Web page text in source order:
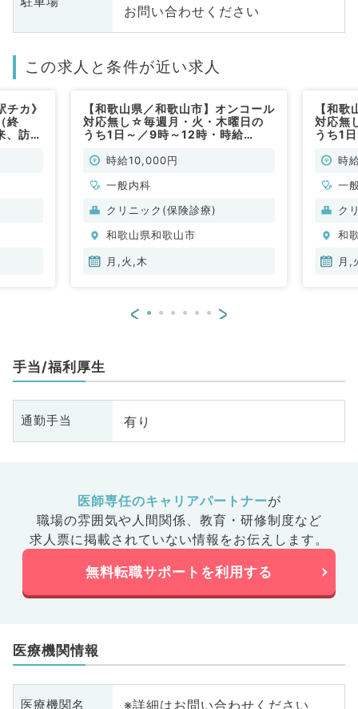
お問い合わせください
この求人と条件が近い求人
カ》
終
訪問
【和歌山県／和歌山市】オンコール
対応無し☆毎週月・火・木曜日の
うち1日～／9時～12時・時給
（一般内科／非常勤）
時給10,000円
一般内科
クリニック(保険診療)
和歌山県和歌山市
月,火,木
【和
対応無
うち1
（一時
一
ク
和
月,
< >
手当/福利厚生
通勤手当 有り
医師専任のキャリアパートナーが
職場の雰囲気や人間関係、 教育・研修制度など
求人票に掲載されていない情報をお伝えします。
無料転職サポートを利用する
医療機関情報
医療機関名 ※詳細はお問い合わせください